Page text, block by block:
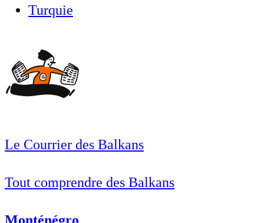
Turquie
Le Courrier des Balkans
Tout comprendre des Balkans